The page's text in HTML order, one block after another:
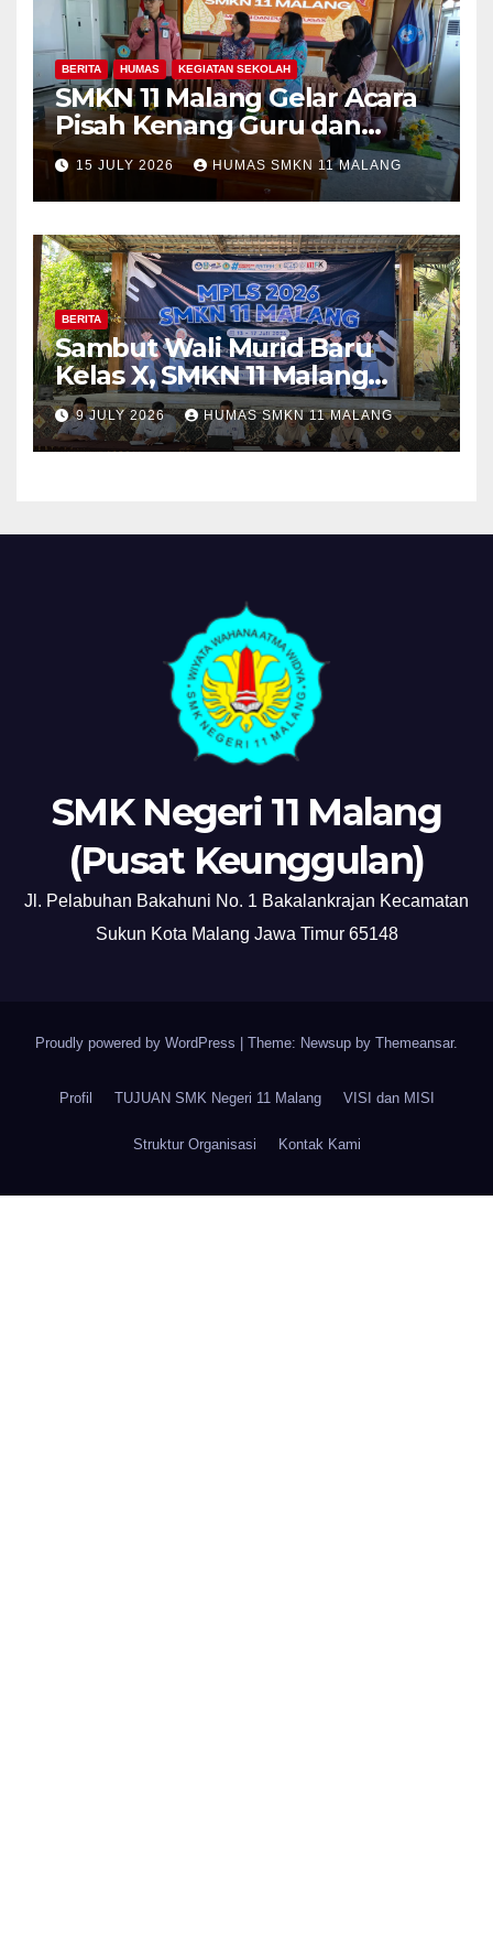
BERITA HUMAS KEGIATAN SEKOLAH
SMKN 11 Malang Gelar Acara
Pisah Kenang Guru dan
Tenaga Kependidikan yang
Purna Tugas dan Mutasi
Tugas
15 JULY 2026 HUMAS SMKN 11 MALANG
BERITA
Sambut Wali Murid Baru
Kelas X, SMKN 11 Malang
Sosialisasikan Komitmen
“MPLS Ramah”
9 JULY 2026 HUMAS SMKN 11 MALANG
SMK Negeri 11 Malang
(Pusat Keunggulan)
Jl. Pelabuhan Bakahuni No. 1 Bakalankrajan Kecamatan
Sukun Kota Malang Jawa Timur 65148
Proudly powered by WordPress Theme: Newsup by Themeansar.
Profil TUJUAN SMK Negeri 11 Malang VISI dan MISI
Struktur Organisasi Kontak Kami